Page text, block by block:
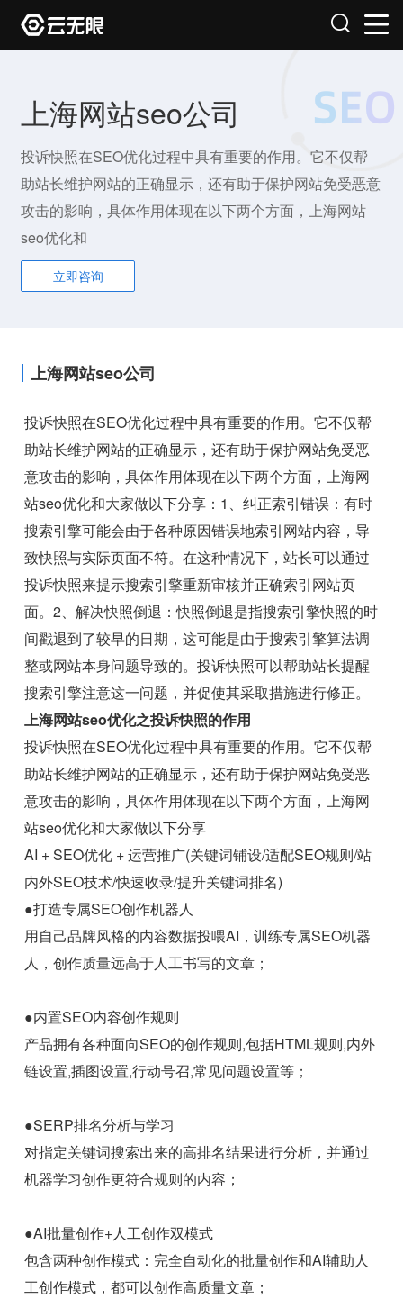
上海网站seo公司
投诉快照在SEO优化过程中具有重要的作用。它不仅帮
助站长维护网站的正确显示，还有助于保护网站免受恶意
攻击的影响，具体作用体现在以下两个方面，上海网站
seo优化和
立即咨询
上海网站seo公司
投诉快照在SEO优化过程中具有重要的作用。它不仅帮
助站长维护网站的正确显示，还有助于保护网站免受恶
意攻击的影响，具体作用体现在以下两个方面，上海网
站seo优化和大家做以下分享：1、纠正索引错误：有时
搜索引擎可能会由于各种原因错误地索引网站内容，导
致快照与实际页面不符。在这种情况下，站长可以通过
投诉快照来提示搜索引擎重新审核并正确索引网站页
面。2、解决快照倒退：快照倒退是指搜索引擎快照的时
间戳退到了较早的日期，这可能是由于搜索引擎算法调
整或网站本身问题导致的。投诉快照可以帮助站长提醒
搜索引擎注意这一问题，并促使其采取措施进行修正。
上海网站seo优化之投诉快照的作用
投诉快照在SEO优化过程中具有重要的作用。它不仅帮
助站长维护网站的正确显示，还有助于保护网站免受恶
意攻击的影响，具体作用体现在以下两个方面，上海网
站seo优化和大家做以下分享
AI + SEO优化 + 运营推广(关键词铺设/适配SEO规则/站
内外SEO技术/快速收录/提升关键词排名)
●打造专属SEO创作机器人
用自己品牌风格的内容数据投喂AI，训练专属SEO机器
人，创作质量远高于人工书写的文章；
●内置SEO内容创作规则
产品拥有各种面向SEO的创作规则,包括HTML规则,内外
链设置,插图设置,行动号召,常见问题设置等；
●SERP排名分析与学习
对指定关键词搜索出来的高排名结果进行分析，并通过
机器学习创作更符合规则的内容；
●AI批量创作+人工创作双模式
包含两种创作模式：完全自动化的批量创作和AI辅助人
工创作模式，都可以创作高质量文章；